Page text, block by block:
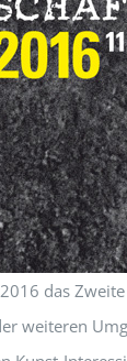
das
weiteren